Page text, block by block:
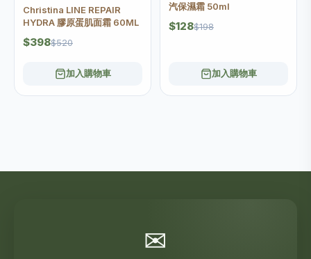
Christina LINE REPAIR
HYDRA 膠原蛋肌面霜 60ML
$398$520
加入購物車
汽保濕霜 50ml
$128$198
加入購物車
✉